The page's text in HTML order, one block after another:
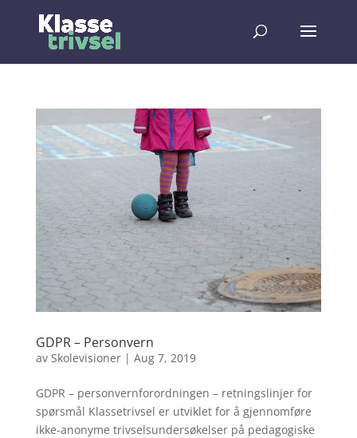
GDPR – Personvern
av Skolevisioner| Aug 7, 2019
GDPR – personvernforordningen – retningslinjer for
spørsmål Klassetrivsel er utviklet for å gjennomføre
ikke-anonyme trivselsundersøkelser på pedagogiske